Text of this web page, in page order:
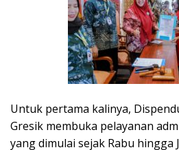
Untuk pertama kalinya,
Gresik membuka pelayanan
yang dimulai sejak Rabu hingga